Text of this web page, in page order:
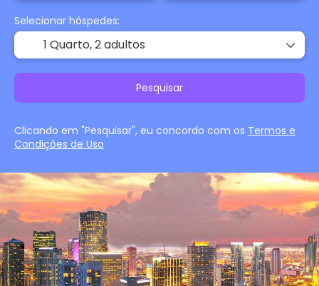
Selecionar hóspedes:
1 Quarto,2 adultos
Pesquisar
Clicando em "Pesquisar", eu concordo com os Termos e
Condições de Uso